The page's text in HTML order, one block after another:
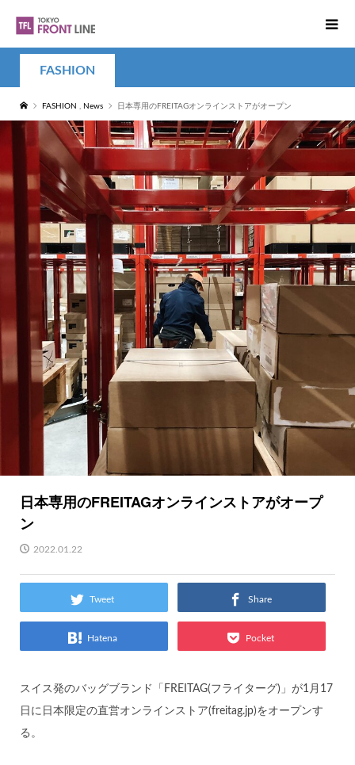
FASHION
FASHION , News 日本専用のFREITAGオンラインストアがオープン
日本専用のFREITAGオンラインストアがオープ
ン
2022.01.22
Tweet Share
Hatena Pocket
スイス発のバッグブランド「FREITAG(フライターグ)」が1月17
日に日本限定の直営オンラインストア(freitag.jp)をオープンす
る。